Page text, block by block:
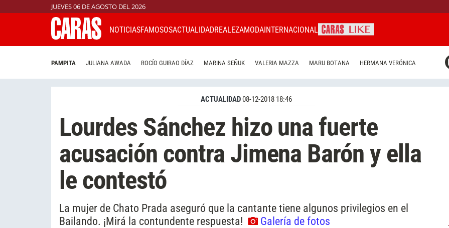
JUEVES 06 DE AGOSTO DEL 2026
NOTICIASFAMOSOSACTUALIDADREALEZAMODAINTERNACIONAL
PAMPITA JULIANA AWADA ROCÍO GUIRAO DÍAZ MARINA SEÑUK VALERIA MAZZA MARU BOTANA HERMANA VERÓNICA
ACTUALIDAD08-12-2018 18:46
Lourdes Sánchez hizo una fuerte
acusación contra Jimena Barón y ella
le contestó
La mujer de Chato Prada aseguró que la cantante tiene algunos privilegios en el
Bailando. ¡Mirá la contundente respuesta!
Galería de fotos